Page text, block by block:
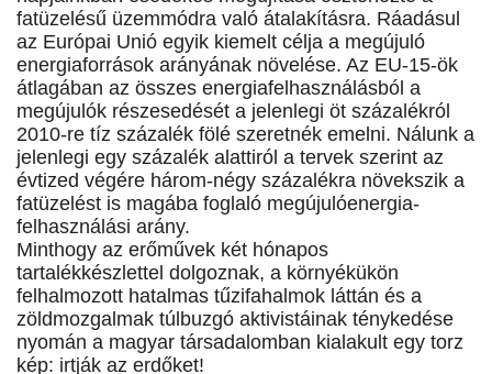
fatüzelésű üzemmódra való átalakításra. Ráadásul
az Európai Unió egyik kiemelt célja a megújuló
energiaforrások arányának növelése. Az EU-15-ök
átlagában az összes energiafelhasználásból a
megújulók részesedését a jelenlegi öt százalékról
2010-re tíz százalék fölé szeretnék emelni. Nálunk a
jelenlegi egy százalék alattiról a tervek szerint az
évtized végére három-négy százalékra növekszik a
fatüzelést is magába foglaló megújulóenergia-
felhasználási arány.
Minthogy az erőművek két hónapos
tartalékkészlettel dolgoznak, a környékükön
felhalmozott hatalmas tűzifahalmok láttán és a
zöldmozgalmak túlbuzgó aktivistáinak ténykedése
nyomán a magyar társadalomban kialakult egy torz
kép: irtják az erdőket!